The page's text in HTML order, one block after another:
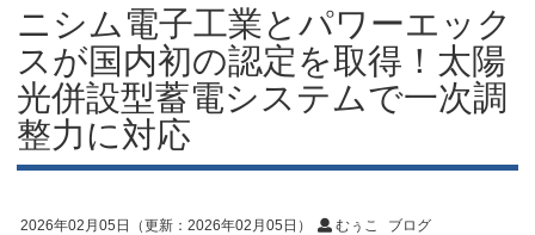
ニシム電子工業とパワーエック
スが国内初の認定を取得！太陽
光併設型蓄電システムで一次調
整力に対応
2026年02月05日 （更新： 2026年02月05日 ） むぅこ
ブログ